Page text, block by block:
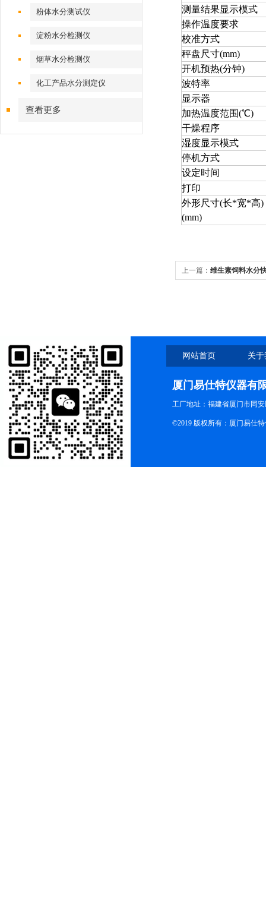
粉体水分测试仪
淀粉水分检测仪
烟草水分检测仪
化工产品水分测定仪
查看更多
测量结果显示模式
操作温度要求
校准方式
秤盘尺寸(mm)
开机预热(分钟)
波特率
显示器
加热温度范围(℃)
干燥程序
湿度显示模式
停机方式
设定时间
打印
外形尺寸(长*宽*高)
(mm)
上一篇： 维生素饲料水分
网站首页 关
厦门易仕特仪器有
工厂地址：福建省厦门市同
©2019 版权所有：厦门易仕